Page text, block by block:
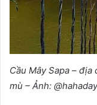
Cầu Mây Sapa –
mù – Ảnh: